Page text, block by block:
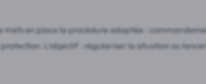
mets en place la procédure adaptée :
L'objectif : régulariser la situation ou